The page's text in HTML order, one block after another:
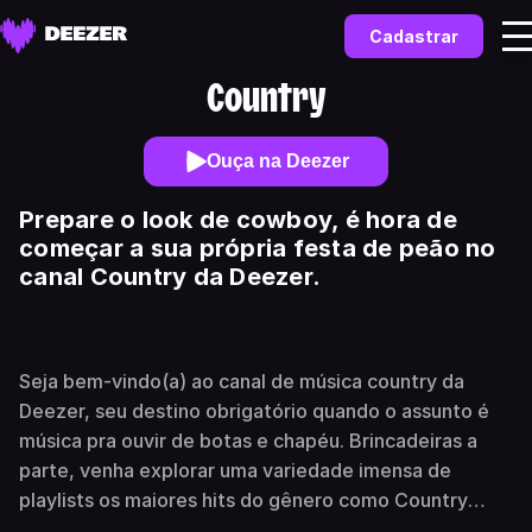
Cadastrar
Country
Ouça na Deezer
Prepare o look de cowboy, é hora de
começar a sua própria festa de peão no
canal Country da Deezer.
Seja bem-vindo(a) ao canal de música country da
Deezer, seu destino obrigatório quando o assunto é
música pra ouvir de botas e chapéu. Brincadeiras a
parte, venha explorar uma variedade imensa de
playlists os maiores hits do gênero como Country